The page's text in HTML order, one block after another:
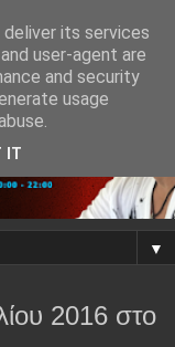
▼
2016 στο
its services
user-agent are
and security
usage
IT